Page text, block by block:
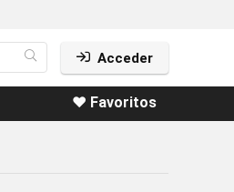
Acceder
❤️ Favoritos